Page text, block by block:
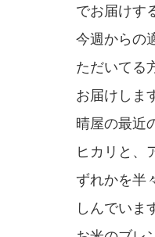
でお届けす
今週からの
ただいてる
お届けしま
晴屋の最近
ヒカリと、
ずれかを半
しんでいま